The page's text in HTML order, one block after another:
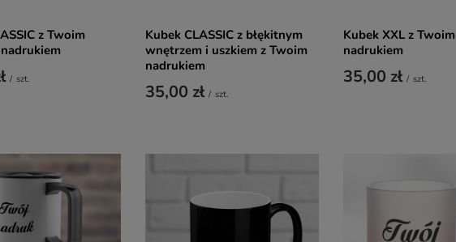
z Twoim
/ szt.
Kubek CLASSIC z błękitnym
wnętrzem i uszkiem z Twoim
nadrukiem
35,00 zł / szt.
Kubek XXL z Twoim
nadrukiem
35,00 zł / szt.